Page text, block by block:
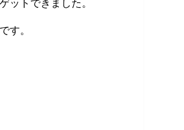
ットできました。
す。